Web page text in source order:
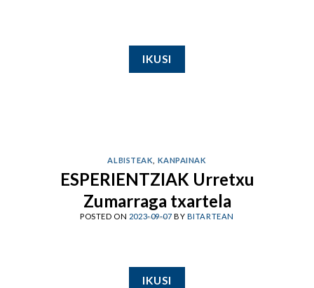
IKUSI
ALBISTEAK KANPAINAK
ESPERIENTZIAK Urretxu
Zumarraga txartela
POSTED ON 2023-09-07 BY BITARTEAN
IKUSI